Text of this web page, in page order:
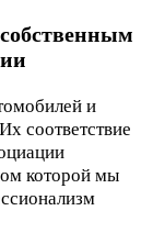
и
соответствие
которой мы